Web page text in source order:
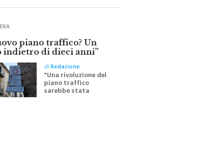
Festa del Santissimo
piano traffico? Un
indietro di dieci anni”
diRedazione
"Una rivoluzione del
piano traffico
sarebbe stata
efficace se preceduta